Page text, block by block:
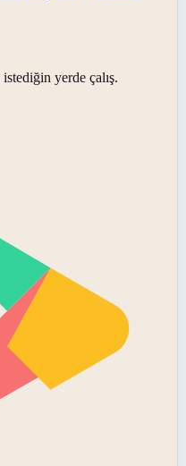
yerde çalış.